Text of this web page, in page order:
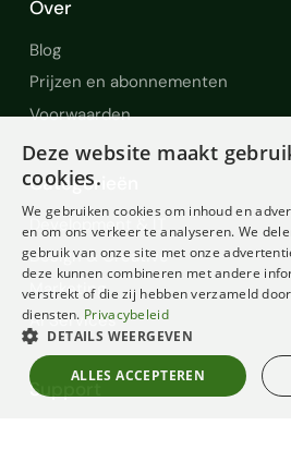
Over
Blog
Prijzen en abonnementen
Voorwaarden
Categorieën
Development & IT
Design & Creative
Marketing
AI Services
Support
Deze website maakt
cookies.
We gebruiken cookies om inhoud en
en om ons verkeer te analyseren. We
gebruik van onze site met onze
deze kunnen combineren met andere
verstrekt of die zij hebben verzameld
diensten. Privacybeleid
DETAILS WEERGEVEN
ALLES ACCEPTEREN